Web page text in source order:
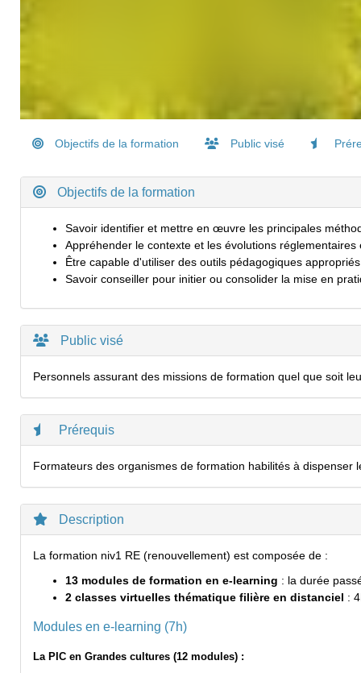
Objectifs de la formation Public visé
Objectifs de la formation
Savoir identifier et mettre en œuvre les principales
Appréhender le contexte et les évolutions
Être capable d'utiliser des outils pédagogiques
Savoir conseiller pour initier ou consolider la mise en
Public visé
Personnels assurant des missions de formation quel que soit
Prérequis
Formateurs des organismes de formation habilités à
Description
La formation niv1 RE (renouvellement) est composée de :
13 modules de formation en e-learning : la durée
2 classes virtuelles thématique filière en distanciel :
Modules en e-learning (7h)
La PIC en Grandes cultures (12 modules) :